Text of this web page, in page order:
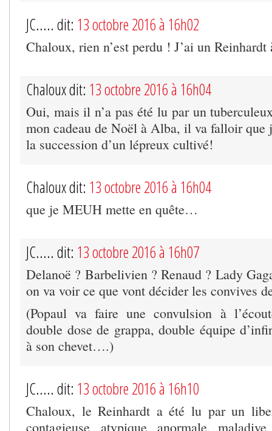
JC..... dit: 13 octobre 2016 à 16h02
Chaloux, rien n’est perdu ! J’ai un
Chaloux dit: 13 octobre 2016 à 16h04
Oui, mais il n’a pas été lu par un
mon cadeau de Noël à Alba, il va falloir que
la succession d’un lépreux cultivé!
Chaloux dit: 13 octobre 2016 à 16h04
que je MEUH mette en quête…
JC..... dit: 13 octobre 2016 à 16h07
Delanoë ? Barbelivien ? Renaud ? Lady
on va voir ce que vont décider les convives
(Popaul va faire une convulsion à
double dose de grappa, double équipe
à son chevet….)
JC..... dit: 13 octobre 2016 à 16h10
Chaloux, le Reinhardt a été lu par un
contagieuse, atypique, anormale,